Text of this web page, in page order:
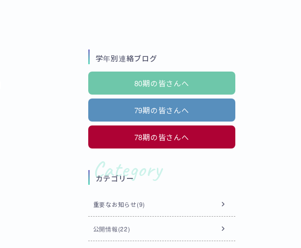
学年別連絡ブログ
80期の皆さんへ
79期の皆さんへ
78期の皆さんへ
カテゴリー
重要なお知らせ(9)
公開情報(22)